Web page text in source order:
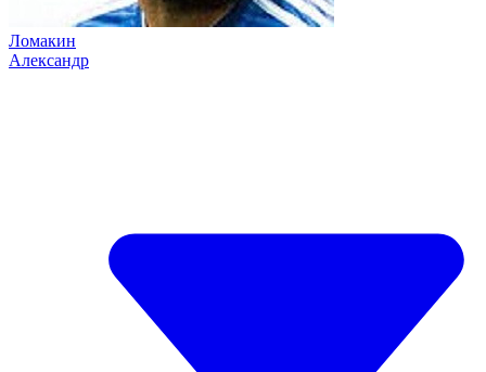
Ломакин
Александр